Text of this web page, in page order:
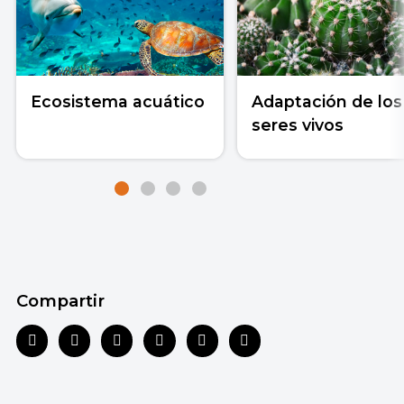
Ecosistema acuático
Adaptación de los
seres vivos
Compartir